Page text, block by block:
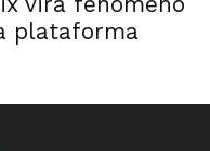
plataforma